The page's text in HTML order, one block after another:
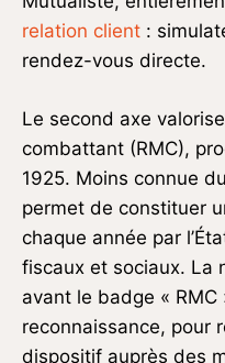
relation client :
rendez-vous directe.
Le second axe
combattant (RMC),
1925. Moins connue
permet de constituer
chaque année par
fiscaux et sociaux. La
avant le badge « RMC
reconnaissance, pour
dispositif auprès des